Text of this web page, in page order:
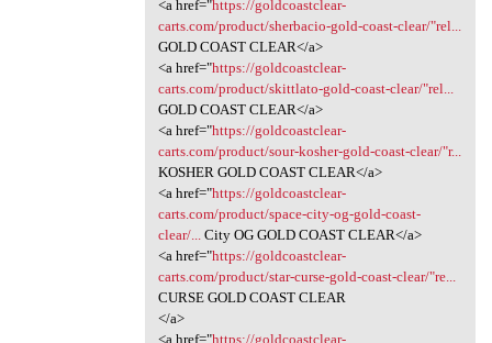
<a href="https://goldcoastclear-
carts.com/product/sherbacio-gold-coast-clear/"rel...
GOLD COAST CLEAR</a>
<a href="https://goldcoastclear-
carts.com/product/skittlato-gold-coast-clear/"rel...
GOLD COAST CLEAR</a>
<a href="https://goldcoastclear-
carts.com/product/sour-kosher-gold-coast-clear/"r...
KOSHER GOLD COAST CLEAR</a>
<a href="https://goldcoastclear-
carts.com/product/space-city-og-gold-coast-
clear/...
City OG GOLD COAST CLEAR</a>
<a href="https://goldcoastclear-
carts.com/product/star-curse-gold-coast-clear/"re...
CURSE GOLD COAST CLEAR
</a>
<a href="https://goldcoastclear-